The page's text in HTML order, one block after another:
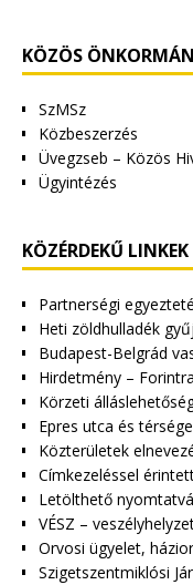
KÖZÖS
SzMSz
Közbeszerzés
Üvegzseb – Közös
Ügyintézés
KÖZÉRDEKŰ LINKEK
Partnerségi
Heti zöldhulladék
Budapest-Belgrád
Hirdetmény –
Körzeti
Epres utca és
Közterületek
Címkezeléssel
Letölthető
VÉSZ –
Orvosi ügyelet,
Szigetszentmiklósi